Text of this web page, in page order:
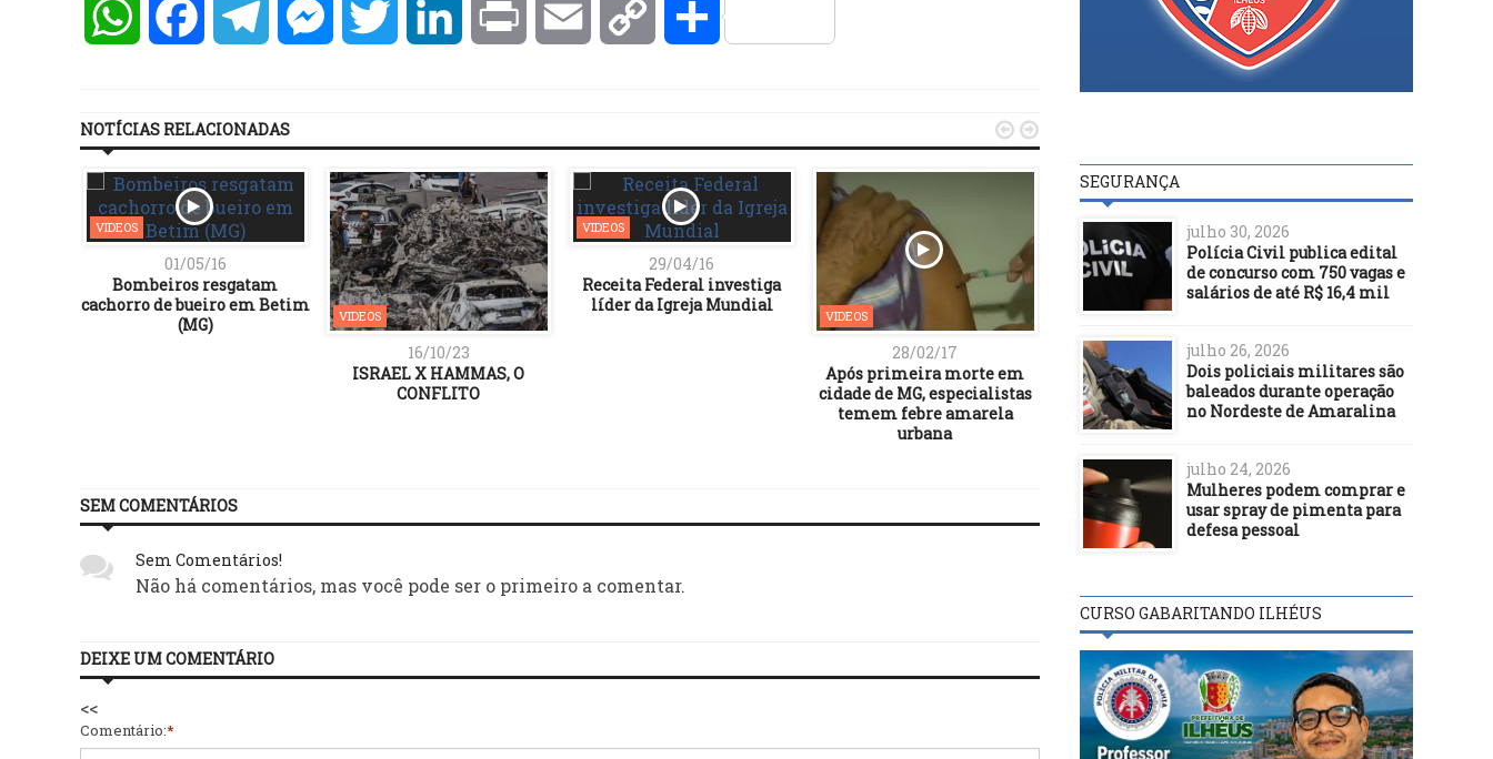
WhatsAppFacebookTelegramMessengerTwitter LinkedInPrint Email Copy Compartilhar
NOTÍCIAS RELACIONADAS
VIDEOS
01/05/16
Bombeiros resgatam
cachorro de bueiro em Betim
(MG)
VIDEOS
16/10/23
ISRAEL X HAMMAS, O
CONFLITO
VIDEOS
29/04/16
Receita Federal investiga
líder da Igreja Mundial
VIDEOS
28/02/17
Após primeira morte em
cidade de MG, especialistas
temem febre amarela
urbana
VIDEOS
23/09/15
Empresário indignado; o
prefeito está fechando as
É verão! Cuidados com a
alimentação
 
SEM COMENTÁRIOS
Sem Comentários!
Não há comentários, mas você pode ser o primeiro a comentar.
DEIXE UM COMENTÁRIO
<<
Comentário:*
SEGURANÇA
julho 30, 2026
Polícia Civil publica edital
de concurso com 750 vagas e
salários de até R$ 16,4 mil
julho 26, 2026
Dois policiais militares são
baleados durante operação
no Nordeste de Amaralina
julho 24, 2026
Mulheres podem comprar e
usar spray de pimenta para
defesa pessoal
CURSO GABARITANDO ILHÉUS